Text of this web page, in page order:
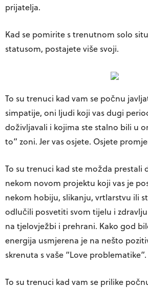
prijatelja.
Kad se pomirite s trenutnom solo
statusom, postajete više svoji.
To su trenuci kad vam se počnu
simpatije, oni ljudi koji vas dugi
doživljavali i kojima ste stalno bili u
to” zoni. Jer vas osjete. Osjete
To su trenuci kad ste možda prestali
nekom novom projektu koji vas je
nekom hobiju, slikanju, vrtlarstvu ili
odlučili posvetiti svom tijelu i
na tjelovježbi i prehrani. Kako god
energija usmjerena je na nešto
skrenuta s vaše “Love problematike”.
To su trenuci kad vam se prilike